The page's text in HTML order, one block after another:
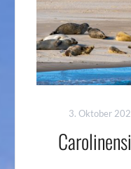
3. Oktober